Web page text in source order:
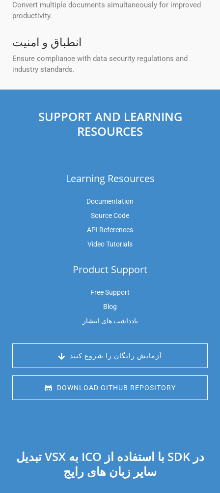
Convert multiple documents simultaneously for improved
productivity.
انطباق و امنیت
Ensure compliance with data security regulations and
industry standards.
SUPPORT AND LEARNING
RESOURCES
Learning Resources
Documentation
Source Code
API References
Video Tutorials
Product Support
Free Support
Blog
یادداشت های انتشار
آزمایش رایگان را شروع کنید
DOWNLOAD GITHUB REPOSITORY
تبدیل VSX به ICO با استفاده از SDK در
سایر زبان های رایج